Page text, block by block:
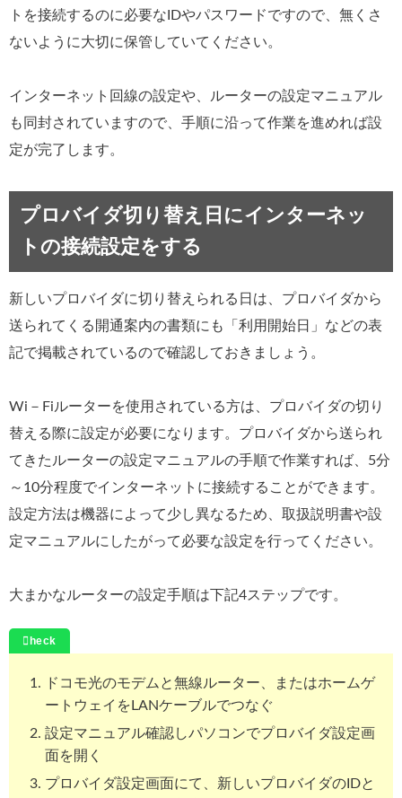
トを接続するのに必要なIDやパスワードですので、無くさ
ないように大切に保管していてください。
インターネット回線の設定や、ルーターの設定マニュアル
も同封されていますので、手順に沿って作業を進めれば設
定が完了します。
プロバイダ切り替え日にインターネッ
トの接続設定をする
新しいプロバイダに切り替えられる日は、プロバイダから
送られてくる開通案内の書類にも「利用開始日」などの表
記で掲載されているので確認しておきましょう。
Wi－Fiルーターを使用されている方は、プロバイダの切り
替える際に設定が必要になります。プロバイダから送られ
てきたルーターの設定マニュアルの手順で作業すれば、5分
～10分程度でインターネットに接続することができます。
設定方法は機器によって少し異なるため、取扱説明書や設
定マニュアルにしたがって必要な設定を行ってください。
大まかなルーターの設定手順は下記4ステップです。
ドコモ光のモデムと無線ルーター、またはホームゲ
ートウェイをLANケーブルでつなぐ
設定マニュアル確認しパソコンでプロバイダ設定画
面を開く
プロバイダ設定画面にて、新しいプロバイダのIDと